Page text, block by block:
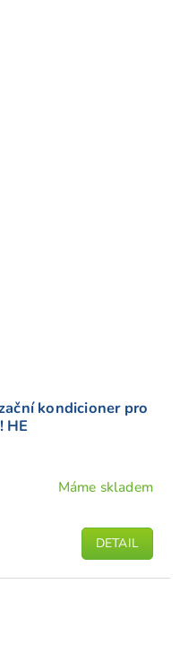
kondicioner pro
HE
Máme skladem
DETAIL